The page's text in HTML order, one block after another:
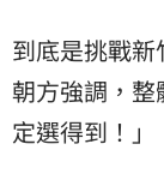
到底是挑戰
朝方強調，
定選得到！」